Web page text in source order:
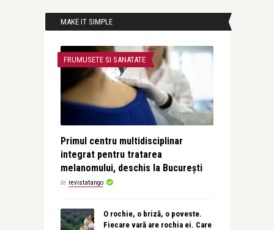
MAKE IT SIMPLE
FRUMUSETE SI SANATATE
Primul centru multidisciplinar
integrat pentru tratarea
melanomului, deschis la București
de revistatango
O rochie, o briză, o poveste.
Fiecare vară are rochia ei. Care